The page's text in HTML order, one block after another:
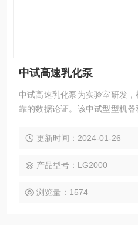
中试高速乳化泵
中试高速乳化泵为实验室研发
靠的数据论证。该中试型型机器
量产化之后不要重新调整，而
更新时间：2024-01-26
产品型号：LG2000
浏览量：1574